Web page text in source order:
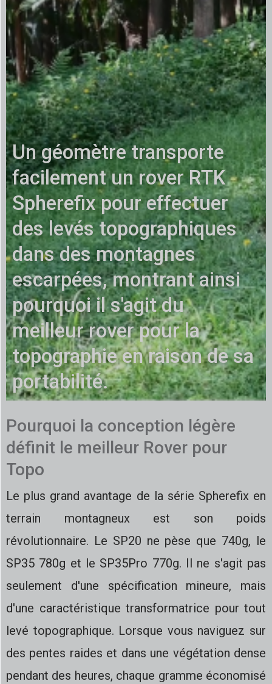
Un géomètre transporte
facilement un rover RTK
Spherefix pour effectuer
des levés topographiques
dans des montagnes
escarpées, montrant ainsi
pourquoi il s'agit du
meilleur rover pour la
topographie en raison de sa
portabilité.
Pourquoi la conception légère
définit le meilleur Rover pour
Topo
Le plus grand avantage de la série Spherefix en
terrain montagneux est son poids
révolutionnaire. Le SP20 ne pèse que 740g, le
SP35 780g et le SP35Pro 770g. Il ne s'agit pas
seulement d'une spécification mineure, mais
d'une caractéristique transformatrice pour tout
levé topographique. Lorsque vous naviguez sur
des pentes raides et dans une végétation dense
pendant des heures, chaque gramme économisé